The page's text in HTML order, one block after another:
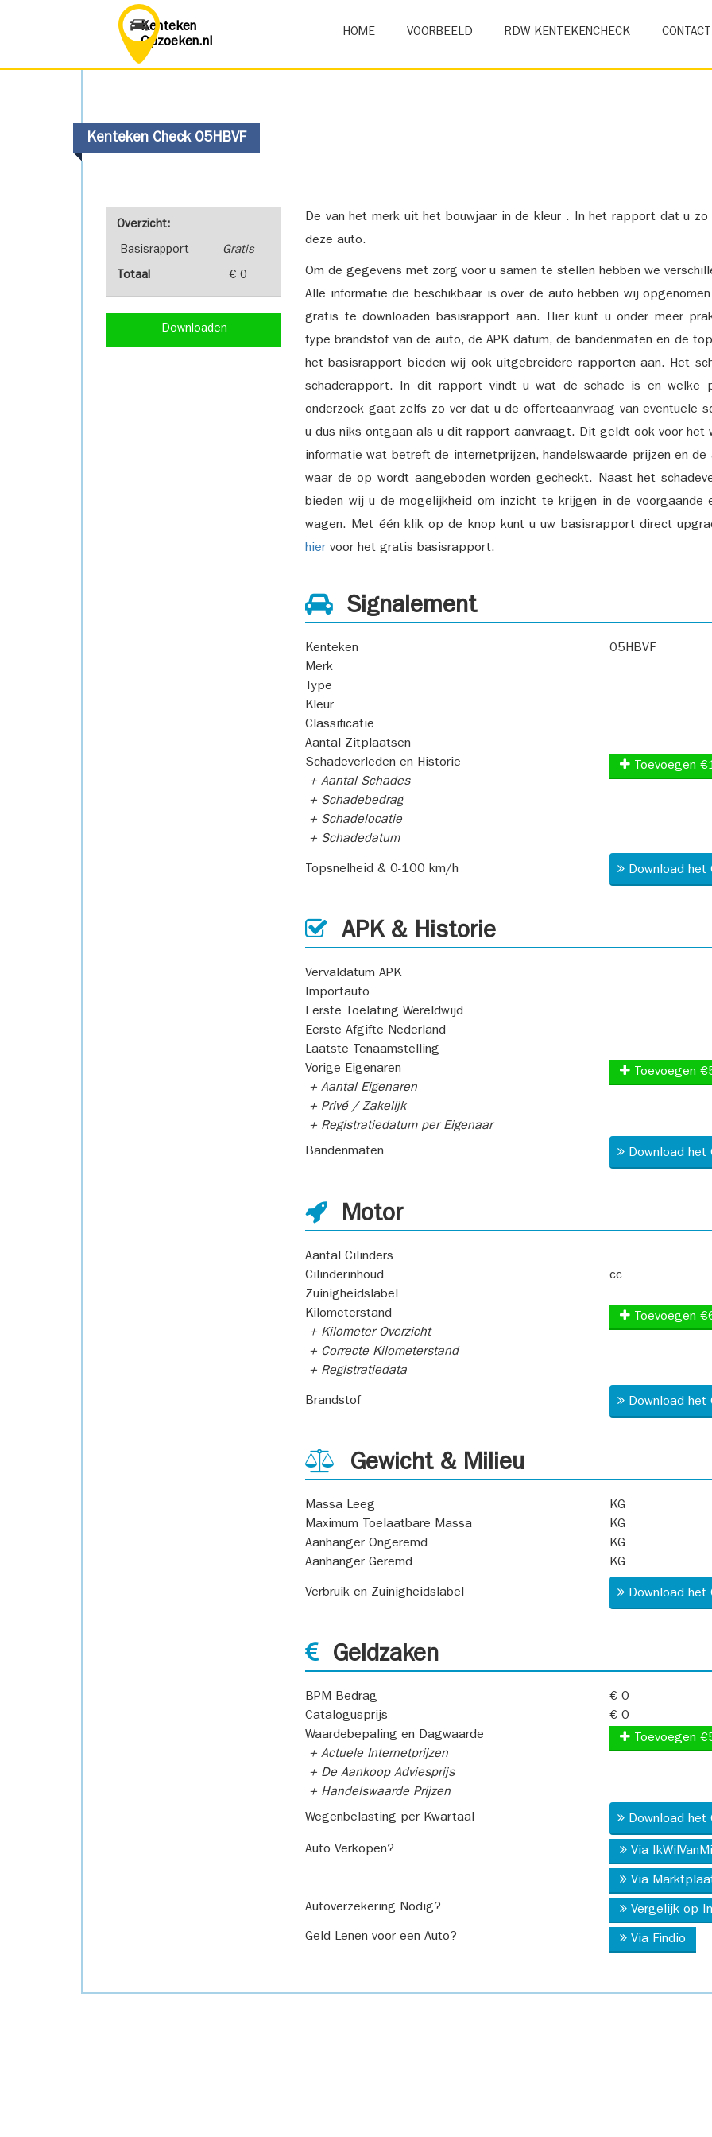
Kenteken
Opzoeken.nl
HOME VOORBEELD RDW KENTEKENCHECK CONTACT
Kenteken Check 05HBVF
Overzicht:
Basisrapport Gratis
Totaal € 0
Downloaden
De van het merk uit het bouwjaar in de kleur . In het rapport dat u
deze auto.
Om de gegevens met zorg voor u samen te stellen hebben we
Alle informatie die beschikbaar is over de auto hebben wij
gratis te downloaden basisrapport aan. Hier kunt u onder meer
type brandstof van de auto, de APK datum, de bandenmaten en de
het basisrapport bieden wij ook uitgebreidere rapporten aan. Het
schaderapport. In dit rapport vindt u wat de schade is en welke
onderzoek gaat zelfs zo ver dat u de offerteaanvraag van eventuele
u dus niks ontgaan als u dit rapport aanvraagt. Dit geldt ook voor
informatie wat betreft de internetprijzen, handelswaarde prijzen en
waar de op wordt aangeboden worden gecheckt. Naast het
bieden wij u de mogelijkheid om inzicht te krijgen in de voorgaande
wagen. Met één klik op de knop kunt u uw basisrapport direct
hier voor het gratis basisrapport.
Signalement
Kenteken
05HBVF
Merk
Type
Kleur
Classificatie
Aantal Zitplaatsen
Schadeverleden en Historie
+ Aantal Schades
+ Schadebedrag
+ Schadelocatie
+ Schadedatum
Toevoegen
Topsnelheid & 0-100 km/h Download
APK & Historie
Vervaldatum APK
Importauto
Eerste Toelating Wereldwijd
Eerste Afgifte Nederland
Laatste Tenaamstelling
Vorige Eigenaren
+ Aantal Eigenaren
+ Privé / Zakelijk
+ Registratiedatum per Eigenaar
Toevoegen
Bandenmaten Download
Motor
Aantal Cilinders
Cilinderinhoud
cc
Zuinigheidslabel
Kilometerstand
+ Kilometer Overzicht
+ Correcte Kilometerstand
+ Registratiedata
Toevoegen
Brandstof Download
Gewicht & Milieu
Massa Leeg
KG
Maximum Toelaatbare Massa
KG
Aanhanger Ongeremd
KG
Aanhanger Geremd
KG
Verbruik en Zuinigheidslabel Download
Geldzaken
BPM Bedrag
€ 0
Catalogusprijs
€ 0
Waardebepaling en Dagwaarde
+ Actuele Internetprijzen
+ De Aankoop Adviesprijs
+ Handelswaarde Prijzen
Toevoegen
Wegenbelasting per Kwartaal Download
Auto Verkopen? Via
Via
Autoverzekering Nodig? Vergelijk op
Geld Lenen voor een Auto? Via Findio